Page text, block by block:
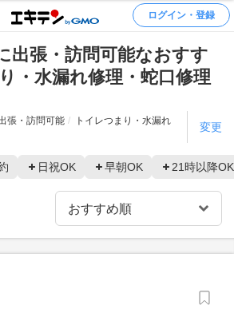
ログイン・登録
出張・訪問可能なおすす
・水漏れ修理・蛇口修理
張・訪問可能
トイレつまり・水漏れ
変更
日祝OK 早朝OK 21時以降OK